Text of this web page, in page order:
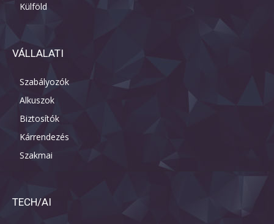
Külföld
VÁLLALATI
Szabályozók
Alkuszok
Biztosítók
Kárrendezés
Szakmai
TECH/AI